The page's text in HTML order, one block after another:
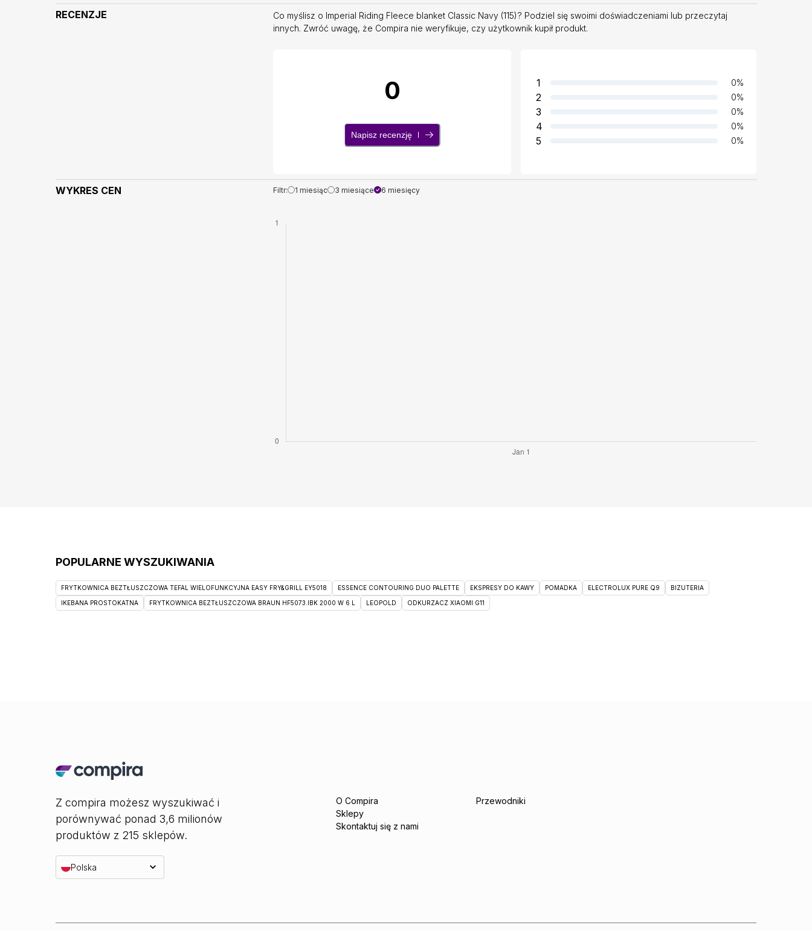
RECENZJE
Co myślisz o Imperial Riding Fleece blanket Classic Navy (115)? Podziel się swoimi doświadczeniami lub przeczytaj
innych. Zwróć uwagę, że Compira nie weryfikuje, czy użytkownik kupił produkt.
0
Napisz recenzję
1 0%
2 0%
3 0%
4 0%
5 0%
WYKRES CEN Filtr: 1 miesiąc 3 miesiące 6 miesięcy
POPULARNE WYSZUKIWANIA
FRYTKOWNICA BEZTŁUSZCZOWA TEFAL WIELOFUNKCYJNA EASY FRY&GRILL EY5018 ESSENCE CONTOURING DUO PALETTE EKSPRESY DO KAWY POMADKA ELECTROLUX PURE Q9 BIZUTERIA
IKEBANA PROSTOKATNA FRYTKOWNICA BEZTŁUSZCZOWA BRAUN HF5073.IBK 2000 W 6 L LEOPOLD ODKURZACZ XIAOMI G11
Z compira możesz wyszukiwać i
porównywać ponad 3,6 milionów
produktów z 215 sklepów.
Polska
O Compira
Sklepy
Skontaktuj się z nami
Przewodniki